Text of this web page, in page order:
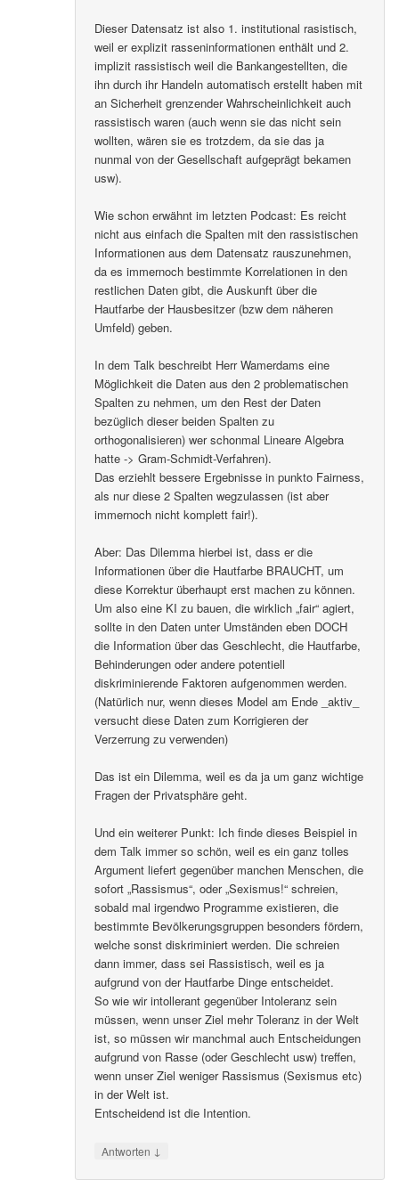
Dieser Datensatz ist also 1. institutional rasistisch,
weil er explizit rasseninformationen enthält und 2.
implizit rassistisch weil die Bankangestellten, die
ihn durch ihr Handeln automatisch erstellt haben mit
an Sicherheit grenzender Wahrscheinlichkeit auch
rassistisch waren (auch wenn sie das nicht sein
wollten, wären sie es trotzdem, da sie das ja
nunmal von der Gesellschaft aufgeprägt bekamen
usw).
Wie schon erwähnt im letzten Podcast: Es reicht
nicht aus einfach die Spalten mit den rassistischen
Informationen aus dem Datensatz rauszunehmen,
da es immernoch bestimmte Korrelationen in den
restlichen Daten gibt, die Auskunft über die
Hautfarbe der Hausbesitzer (bzw dem näheren
Umfeld) geben.
In dem Talk beschreibt Herr Wamerdams eine
Möglichkeit die Daten aus den 2 problematischen
Spalten zu nehmen, um den Rest der Daten
bezüglich dieser beiden Spalten zu
orthogonalisieren) wer schonmal Lineare Algebra
hatte -> Gram-Schmidt-Verfahren).
Das erziehlt bessere Ergebnisse in punkto Fairness,
als nur diese 2 Spalten wegzulassen (ist aber
immernoch nicht komplett fair!).
Aber: Das Dilemma hierbei ist, dass er die
Informationen über die Hautfarbe BRAUCHT, um
diese Korrektur überhaupt erst machen zu können.
Um also eine KI zu bauen, die wirklich „fair“ agiert,
sollte in den Daten unter Umständen eben DOCH
die Information über das Geschlecht, die Hautfarbe,
Behinderungen oder andere potentiell
diskriminierende Faktoren aufgenommen werden.
(Natürlich nur, wenn dieses Model am Ende _aktiv_
versucht diese Daten zum Korrigieren der
Verzerrung zu verwenden)
Das ist ein Dilemma, weil es da ja um ganz wichtige
Fragen der Privatsphäre geht.
Und ein weiterer Punkt: Ich finde dieses Beispiel in
dem Talk immer so schön, weil es ein ganz tolles
Argument liefert gegenüber manchen Menschen, die
sofort „Rassismus“, oder „Sexismus!“ schreien,
sobald mal irgendwo Programme existieren, die
bestimmte Bevölkerungsgruppen besonders fördern,
welche sonst diskriminiert werden. Die schreien
dann immer, dass sei Rassistisch, weil es ja
aufgrund von der Hautfarbe Dinge entscheidet.
So wie wir intollerant gegenüber Intoleranz sein
müssen, wenn unser Ziel mehr Toleranz in der Welt
ist, so müssen wir manchmal auch Entscheidungen
aufgrund von Rasse (oder Geschlecht usw) treffen,
wenn unser Ziel weniger Rassismus (Sexismus etc)
in der Welt ist.
Entscheidend ist die Intention.
Antworten ↓